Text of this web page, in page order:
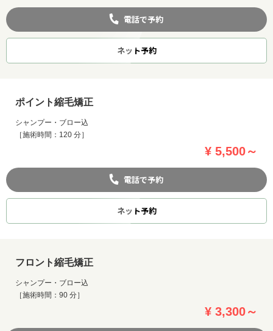
電話で予約
ネット予約
ポイント縮毛矯正
シャンプー・ブロー込
［施術時間：120 分］
¥ 5,500～
電話で予約
ネット予約
フロント縮毛矯正
シャンプー・ブロー込
［施術時間：90 分］
¥ 3,300～